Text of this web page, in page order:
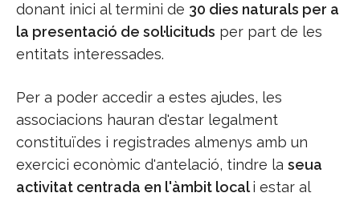
donant inici al termini de 30 dies naturals per a
la presentació de sol·licituds per part de les
entitats interessades.
Per a poder accedir a estes ajudes, les
associacions hauran d'estar legalment
constituïdes i registrades almenys amb un
exercici econòmic d'antelació, tindre la seua
activitat centrada en l'àmbit locali estar al